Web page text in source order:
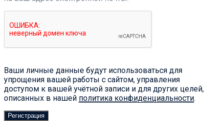
Ваши личные данные будут использоваться для
упрощения вашей работы с сайтом, управления
доступом к вашей учётной записи и для других целей,
описанных в нашей политика конфиденциальности.
Регистрация